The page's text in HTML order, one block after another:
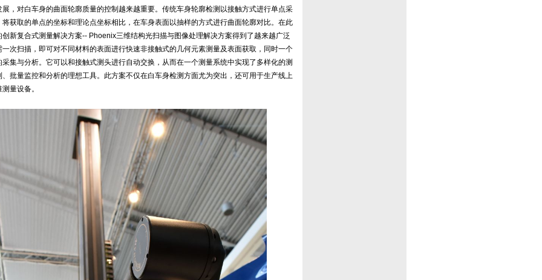
，对白车身的曲面轮廓质量的控制越来越重要。传统车身轮廓检测以接触方式进行单点采
获取的单点的坐标和理论点坐标相比，在车身表面以抽样的方式进行曲面轮廓对比。在此
新复合式测量解决方案-- Phoenix三维结构光扫描与图像处理解决方案得到了越来越广泛
次扫描，即可对不同材料的表面进行快速非接触式的几何元素测量及表面获取，同时一个
集与分析。它可以和接触式测头进行自动交换，从而在一个测量系统中实现了多样化的测
批量监控和分析的理想工具。此方案不仅在白车身检测方面尤为突出，还可用于生产线上
量设备。